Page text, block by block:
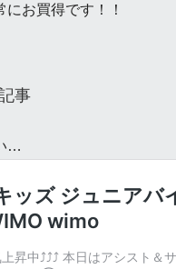
お買得です！！
事
…